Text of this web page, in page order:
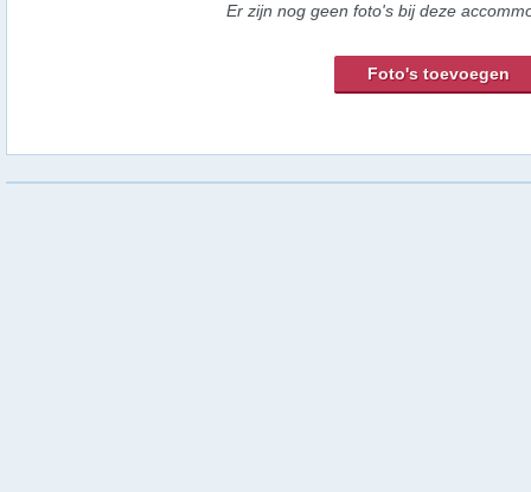
Er zijn nog geen foto's bij deze
Foto's toevoegen